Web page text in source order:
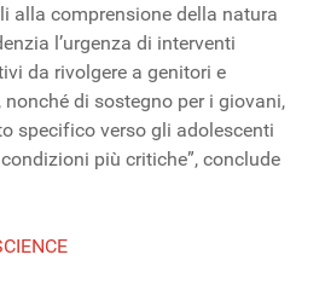
alla comprensione della natura
l’urgenza di interventi
da rivolgere a genitori e
di sostegno per i giovani,
specifico verso gli adolescenti
più critiche”, conclude